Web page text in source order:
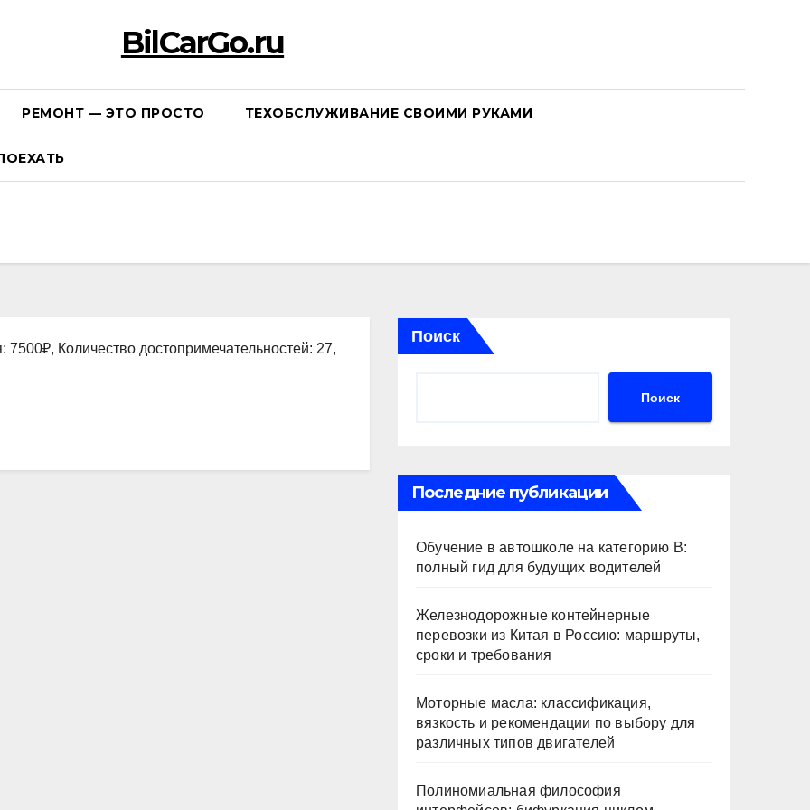
BilCarGo.ru
РЕМОНТ — ЭТО ПРОСТО ТЕХОБСЛУЖИВАНИЕ СВОИМИ РУКАМИ
Количество достопримечательностей: 27,
Поиск
Поиск
Последние публикации
Обучение в автошколе на категорию В:
полный гид для будущих водителей
Железнодорожные контейнерные
перевозки из Китая в Россию: маршруты,
сроки и требования
Моторные масла: классификация,
вязкость и рекомендации по выбору для
различных типов двигателей
Полиномиальная философия